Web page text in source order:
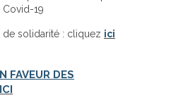
19
de solidarité : cliquez ici
FAVEUR DES
ICI